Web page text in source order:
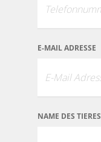
E-MAIL ADRESSE
NAME DES TIERES